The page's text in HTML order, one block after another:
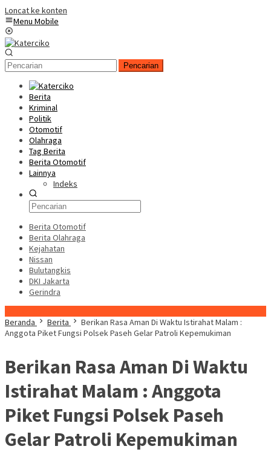
Loncat ke konten
Menu Mobile
Pencarian
Berita
Kriminal
Politik
Otomotif
Olahraga
Tag Berita
Berita Otomotif
Lainnya
Indeks
Berita Otomotif
Berita Olahraga
Kejahatan
Nissan
Bulutangkis
DKI Jakarta
Gerindra
Beranda
Berita
Berikan Rasa Aman Di Waktu Istirahat Malam :
Anggota Piket Fungsi Polsek Paseh Gelar Patroli Kepemukiman
Berikan Rasa Aman Di Waktu
Istirahat Malam : Anggota
Piket Fungsi Polsek Paseh
Gelar Patroli Kepemukiman